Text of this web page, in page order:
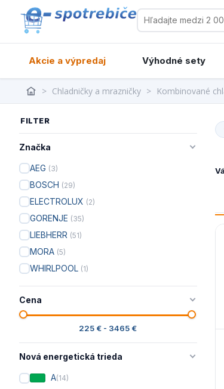
Akcie a výpredaj Výhodné sety
> Chladničky a mrazničky > Kombinované
FILTER
Značka
AEG (3)
BOSCH (29)
ELECTROLUX (2)
GORENJE (35)
LIEBHERR (51)
MORA (5)
WHIRLPOOL (1)
Cena
225 € - 3465 €
Nová energetická trieda
A(14)